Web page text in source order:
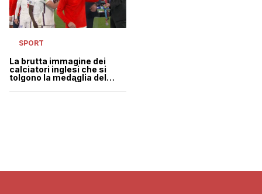
SPORT
La brutta immagine dei
calciatori inglesi che si
tolgono la medaglia del